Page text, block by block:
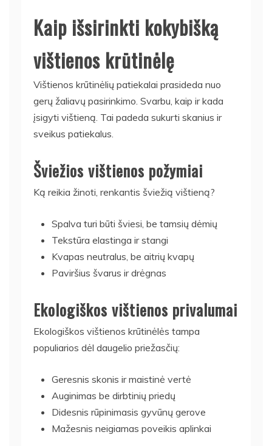
Kaip išsirinkti kokybišką
vištienos krūtinėlę
Vištienos krūtinėlių patiekalai prasideda nuo
gerų žaliavų pasirinkimo. Svarbu, kaip ir kada
įsigyti vištieną. Tai padeda sukurti skanius ir
sveikus patiekalus.
Šviežios vištienos požymiai
Ką reikia žinoti, renkantis šviežią vištieną?
Spalva turi būti šviesi, be tamsių dėmių
Tekstūra elastinga ir stangi
Kvapas neutralus, be aitrių kvapų
Paviršius švarus ir drėgnas
Ekologiškos vištienos privalumai
Ekologiškos vištienos krūtinėlės tampa
populiarios dėl daugelio priežasčių:
Geresnis skonis ir maistinė vertė
Auginimas be dirbtinių priedų
Didesnis rūpinimasis gyvūnų gerove
Mažesnis neigiamas poveikis aplinkai